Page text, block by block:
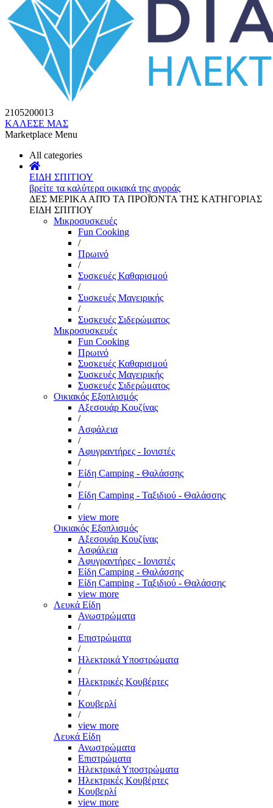
2105200013
ΚΑΛΕΣΕ ΜΑΣ
Marketplace Menu
All categories
ΕΙΔΗ ΣΠΙΤΙΟΥ
βρείτε τα καλύτερα οικιακά της αγοράς
ΔΕΣ ΜΕΡΙΚΑ ΑΠΌ ΤΑ ΠΡΟΪΌΝΤΑ ΤΗΣ ΚΑΤΗΓΟΡΙΑΣ
ΕΙΔΗ ΣΠΙΤΙΟΥ
Μικροσυσκευές
Fun Cooking
/
Πρωινό
/
Συσκευές Καθαρισμού
/
Συσκευές Μαγειρικής
/
Συσκευές Σιδερώματος
Μικροσυσκευές
Fun Cooking
Πρωινό
Συσκευές Καθαρισμού
Συσκευές Μαγειρικής
Συσκευές Σιδερώματος
Οικιακός Εξοπλισμός
Αξεσουάρ Κουζίνας
/
Ασφάλεια
/
Αφυγραντήρες - Ιονιστές
/
Είδη Camping - Θαλάσσης
/
Είδη Camping - Ταξιδιού - Θαλάσσης
/
view more
Οικιακός Εξοπλισμός
Αξεσουάρ Κουζίνας
Ασφάλεια
Αφυγραντήρες - Ιονιστές
Είδη Camping - Θαλάσσης
Είδη Camping - Ταξιδιού - Θαλάσσης
view more
Λευκά Είδη
Ανωστρώματα
/
Επιστρώματα
/
Ηλεκτρικά Υποστρώματα
/
Ηλεκτρικές Κουβέρτες
/
Κουβερλί
/
view more
Λευκά Είδη
Ανωστρώματα
Επιστρώματα
Ηλεκτρικά Υποστρώματα
Ηλεκτρικές Κουβέρτες
Κουβερλί
view more